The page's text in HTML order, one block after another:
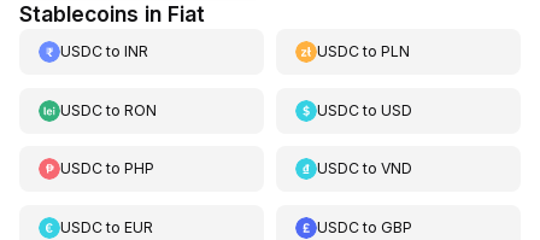
Stablecoins in Fiat
USDCto INR USDCtoPLN
USDCto RON USDCtoUSD
USDCto PHP USDCtoVND
USDCto EUR USDCtoGBP